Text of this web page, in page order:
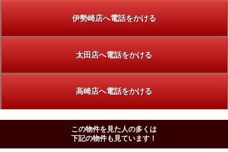
伊勢崎店へ電話をかける
太田店へ電話をかける
高崎店へ電話をかける
この物件を見た人の多くは
下記の物件も見ています！